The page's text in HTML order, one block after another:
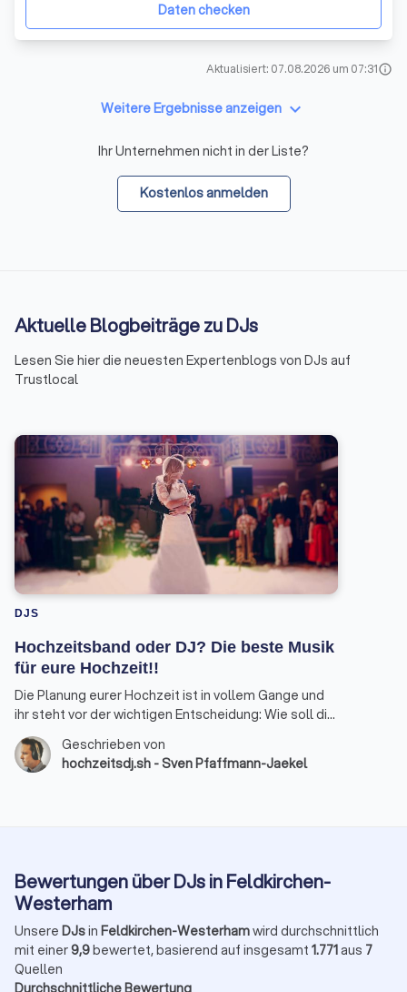
Daten checken
Aktualisiert: 07.08.2026 um 07:31info
Weitere Ergebnisse anzeigen keyboard_arrow_down
Ihr Unternehmen nicht in der Liste?
Kostenlos anmelden
Aktuelle Blogbeiträge zu DJs
Lesen Sie hier die neuesten Expertenblogs von DJs auf
Trustlocal
DJS
Hochzeitsband oder DJ? Die beste Musik
für eure Hochzeit!!
Die Planung eurer Hochzeit ist in vollem Gange und
ihr steht vor der wichtigen Entscheidung: Wie soll die
musikalische Untermalung eures großen Tages
aussehen? Hochzeitsband oder DJ? Als erfahrener
Hochzeits-DJ möchte ich euch mit diesem Beitrag
Geschrieben von
hochzeitsdj.sh - Sven Pfaffmann-Jaekel
Bewertungen über DJs in Feldkirchen-
Westerham
Unsere DJsin Feldkirchen-Westerhamwird durchschnittlich
mit einer9,9bewertet, basierend auf insgesamt 1.771aus 7
Quellen